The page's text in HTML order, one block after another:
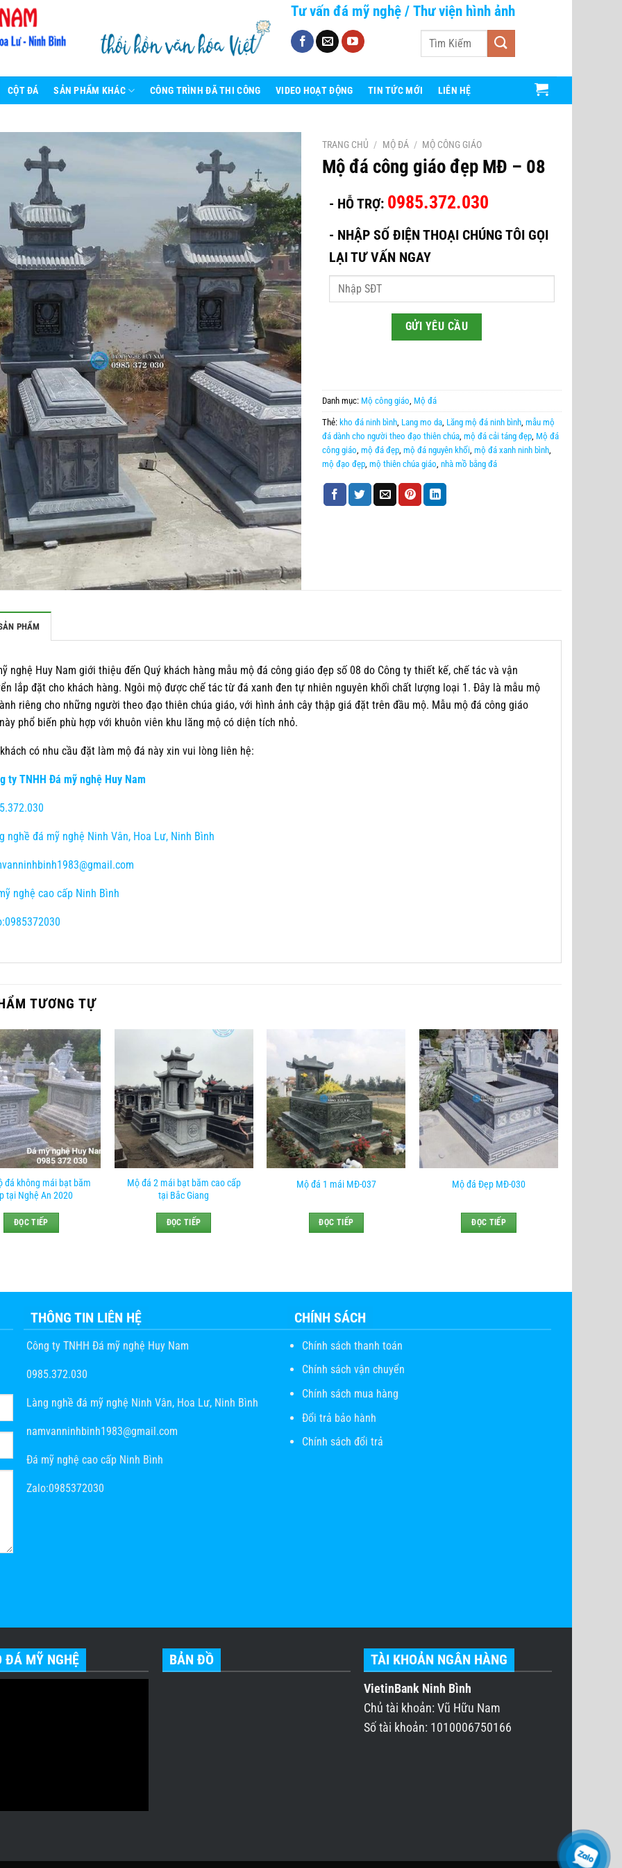
Tư vấn đá mỹ nghệ/ Thư viện hình ảnh
Tìm
CỘT ĐÁ SẢN PHẨM KHÁC CÔNG TRÌNH ĐÃ THI CÔNG VIDEO HOẠT ĐỘNG TIN TỨC MỚI LIÊN HỆ
TRANG CHỦ / MỘ ĐÁ / MỘ CÔNG GIÁO
Mộ đá công giáo đẹp MĐ – 08
- HỖ TRỢ: 0985.372.030
- NHẬP SỐ ĐIỆN THOẠI CHÚNG TÔI GỌI
LẠI TƯ VẤN NGAY
Danh mục: Mộ công giáo Mộ đá
Thẻ:kho đá ninh bình Lang mo da Lăng mộ đá ninh bình ,mẫu mộ
đá dành cho người theo đạo thiên chúa ,mộ đá cải táng đẹp Mộ đá
công giáo ,mộ đá đẹp ,mộ đá nguyên khối ,mộ đá xanh ninh bình
mộ đạo đẹp ,mộ thiên chúa giáo ,nhà mồ bằng đá
PHẨM
nghệ Huy Nam giới thiệu đến Quý khách hàng mẫu mộ đá công giáo đẹp số 08 do Công ty thiết kế, chế tác và vận
lắp đặt cho khách hàng. Ngôi mộ được chế tác từ đá xanh đen tự nhiên nguyên khối chất lượng loại 1. Đây là mẫu mộ
riêng cho những người theo đạo thiên chúa giáo, với hình ảnh cây thập giá đặt trên đầu mộ. Mẫu mộ đá công giáo
phổ biến phù hợp với khuôn viên khu lăng mộ có diện tích nhỏ.
có nhu cầu đặt làm mộ đá này xin vui lòng liên hệ:
ty TNHH Đá mỹ nghệ Huy Nam
nghề đá mỹ nghệ Ninh Vân, Hoa Lư, Ninh Bình
nghệ cao cấp Ninh Bình
TƯƠNG TỰ
đá không mái bạt băm
tại Nghệ An 2020
ĐỌC TIẾP
Mộ đá 2 mái bạt băm cao cấp
tại Bắc Giang
ĐỌC TIẾP
Mộ đá 1 mái MĐ-037
ĐỌC TIẾP
Mộ đá Đẹp MĐ-030
ĐỌC TIẾP
THÔNG TIN LIÊN HỆ
Công ty TNHH Đá mỹ nghệ Huy Nam
0985.372.030
Làng nghề đá mỹ nghệ Ninh Vân, Hoa Lư, Ninh Bình
namvanninhbinh1983@gmail.com
Đá mỹ nghệ cao cấp Ninh Bình
Zalo:0985372030
CHÍNH SÁCH
Chính sách thanh toán
Chính sách vận chuyển
Chính sách mua hàng
Đổi trả bảo hành
Chính sách đổi trả
ĐÁ MỸ NGHỆ BẢN ĐỒ TÀI KHOẢN NGÂN HÀNG
VietinBank Ninh Bình
Chủ tài khoản: Vũ Hữu Nam
Số tài khoản: 1010006750166